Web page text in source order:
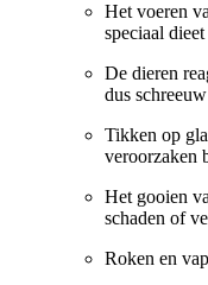
Het voeren
speciaal
De dieren
dus
Tikken op
veroorzaken
Het gooien
schaden of
Roken en